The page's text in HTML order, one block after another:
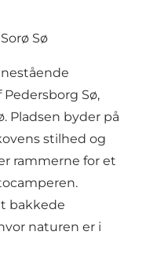
Sø
Sø,
Pladsen byder på
stilhed og
rammerne for et
bakkede
naturen er i